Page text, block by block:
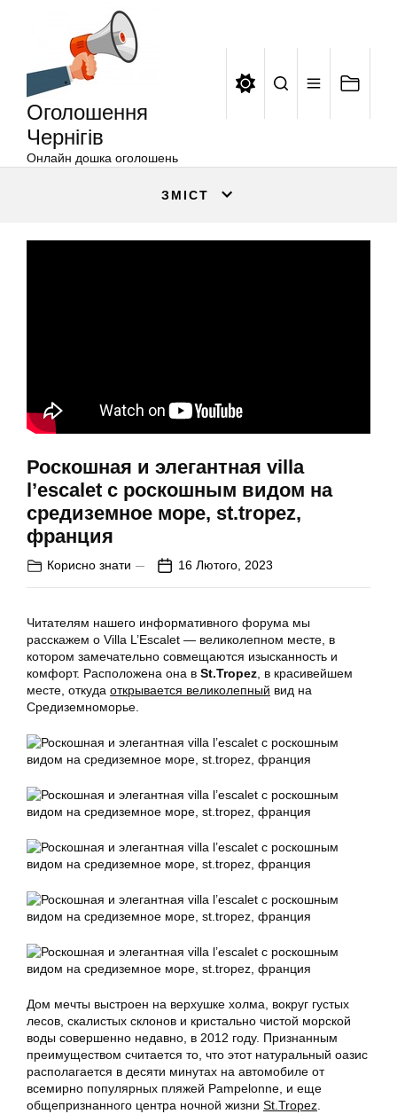
Оголошення
Чернігів
Онлайн дошка оголошень
ЗМІСТ
Роскошная и элегантная villa
l’escalet с роскошным видом на
средиземное море, st.tropez,
франция
Корисно знати 16 Лютого, 2023
Читателям нашего информативного форума мы
расскажем о Villa L’Escalet — великолепном месте, в
котором замечательно совмещаются изысканность и
комфорт. Расположена она в St.Tropez, в красивейшем
месте, откуда открывается великолепный вид на
Средиземноморье.
Дом мечты выстроен на верхушке холма, вокруг густых
лесов, скалистых склонов и кристально чистой морской
воды совершенно недавно, в 2012 году. Признанным
преимуществом считается то, что этот натуральный оазис
располагается в десяти минутах на автомобиле от
всемирно популярных пляжей Pampelonne, и еще
общепризнанного центра ночной жизни St.Tropez.